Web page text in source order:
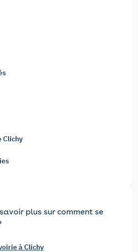
Clichy
plus sur comment se
à Clichy